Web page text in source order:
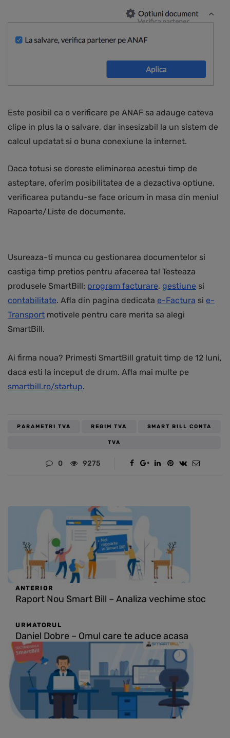
Este posibil ca o verificare pe ANAF sa adauge cateva
clipe in plus la o salvare, dar insesizabil la un sistem de
calcul updatat si o buna conexiune la internet.
Daca totusi se doreste eliminarea acestui timp de
asteptare, oferim posibilitatea de a dezactiva optiune,
verificarea putandu-se face oricum in masa din meniul
Rapoarte/Liste de documente.
Usureaza-ti munca cu gestionarea documentelor si
castiga timp pretios pentru afacerea ta! Testeaza
produsele SmartBill: program facturare, gestiune si
contabilitate. Afla din pagina dedicata e-Factura si e-
Transport motivele pentru care merita sa alegi
SmartBill.
Ai firma noua? Primesti SmartBill gratuit timp de 12 luni,
daca esti la inceput de drum. Afla mai multe pe
smartbill.ro/startup.
PARAMETRI TVA REGIM TVA SMART BILL CONTA
TVA
0 9275
ANTERIOR
Raport Nou Smart Bill – Analiza vechime stoc
URMATORUL
Daniel Dobre – Omul care te aduce acasa